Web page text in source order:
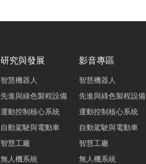
研究與發展
智慧機器人
先進與綠色製程設備
運動控制核心系統
自動駕駛與電動車
智慧工廠
無人機系統
影音專區
智慧機器人
先進與綠色製程設備
運動控制核心系統
自動駕駛與電動車
智慧工廠
無人機系統